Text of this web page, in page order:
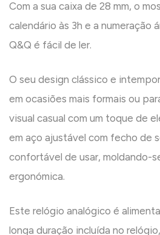
Com a sua caixa de 28 mm, o
calendário às 3h e a numeração
Q&Q é fácil de ler.
O seu design clássico e
em ocasiões mais formais ou
visual casual com um toque de
em aço ajustável com fecho de
confortável de usar, moldando-
ergonómica.
Este relógio analógico é
longa duração incluída no